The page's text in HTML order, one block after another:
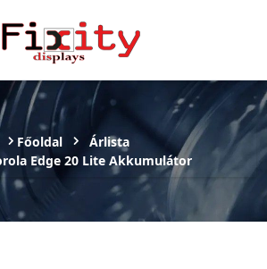
Főoldal
Árlista
Edge 20 Lite Akkumulátor